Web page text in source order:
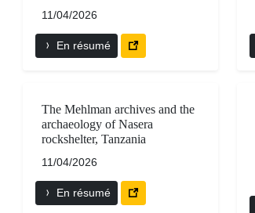
11/04/2026
En résumé
The Mehlman archives and the
archaeology of Nasera
rockshelter, Tanzania
11/04/2026
En résumé